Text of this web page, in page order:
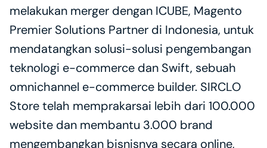
melakukan merger dengan ICUBE, Magento
Premier Solutions Partner di Indonesia, untuk
mendatangkan solusi-solusi pengembangan
teknologi e-commerce dan Swift, sebuah
omnichannel e-commerce builder. SIRCLO
Store telah memprakarsai lebih dari 100.000
website dan membantu 3.000 brand
mengembangkan bisnisnya secara online,